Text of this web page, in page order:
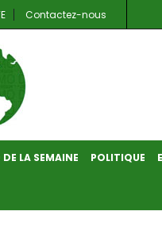
Contactez-nous
LA SEMAINE POLITIQUE